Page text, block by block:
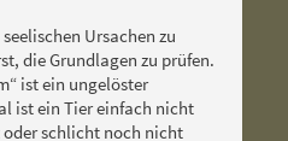
Ursachen zu
die Grundlagen zu prüfen.
ist ein ungelöster
ist ein Tier einfach nicht
schlicht noch nicht